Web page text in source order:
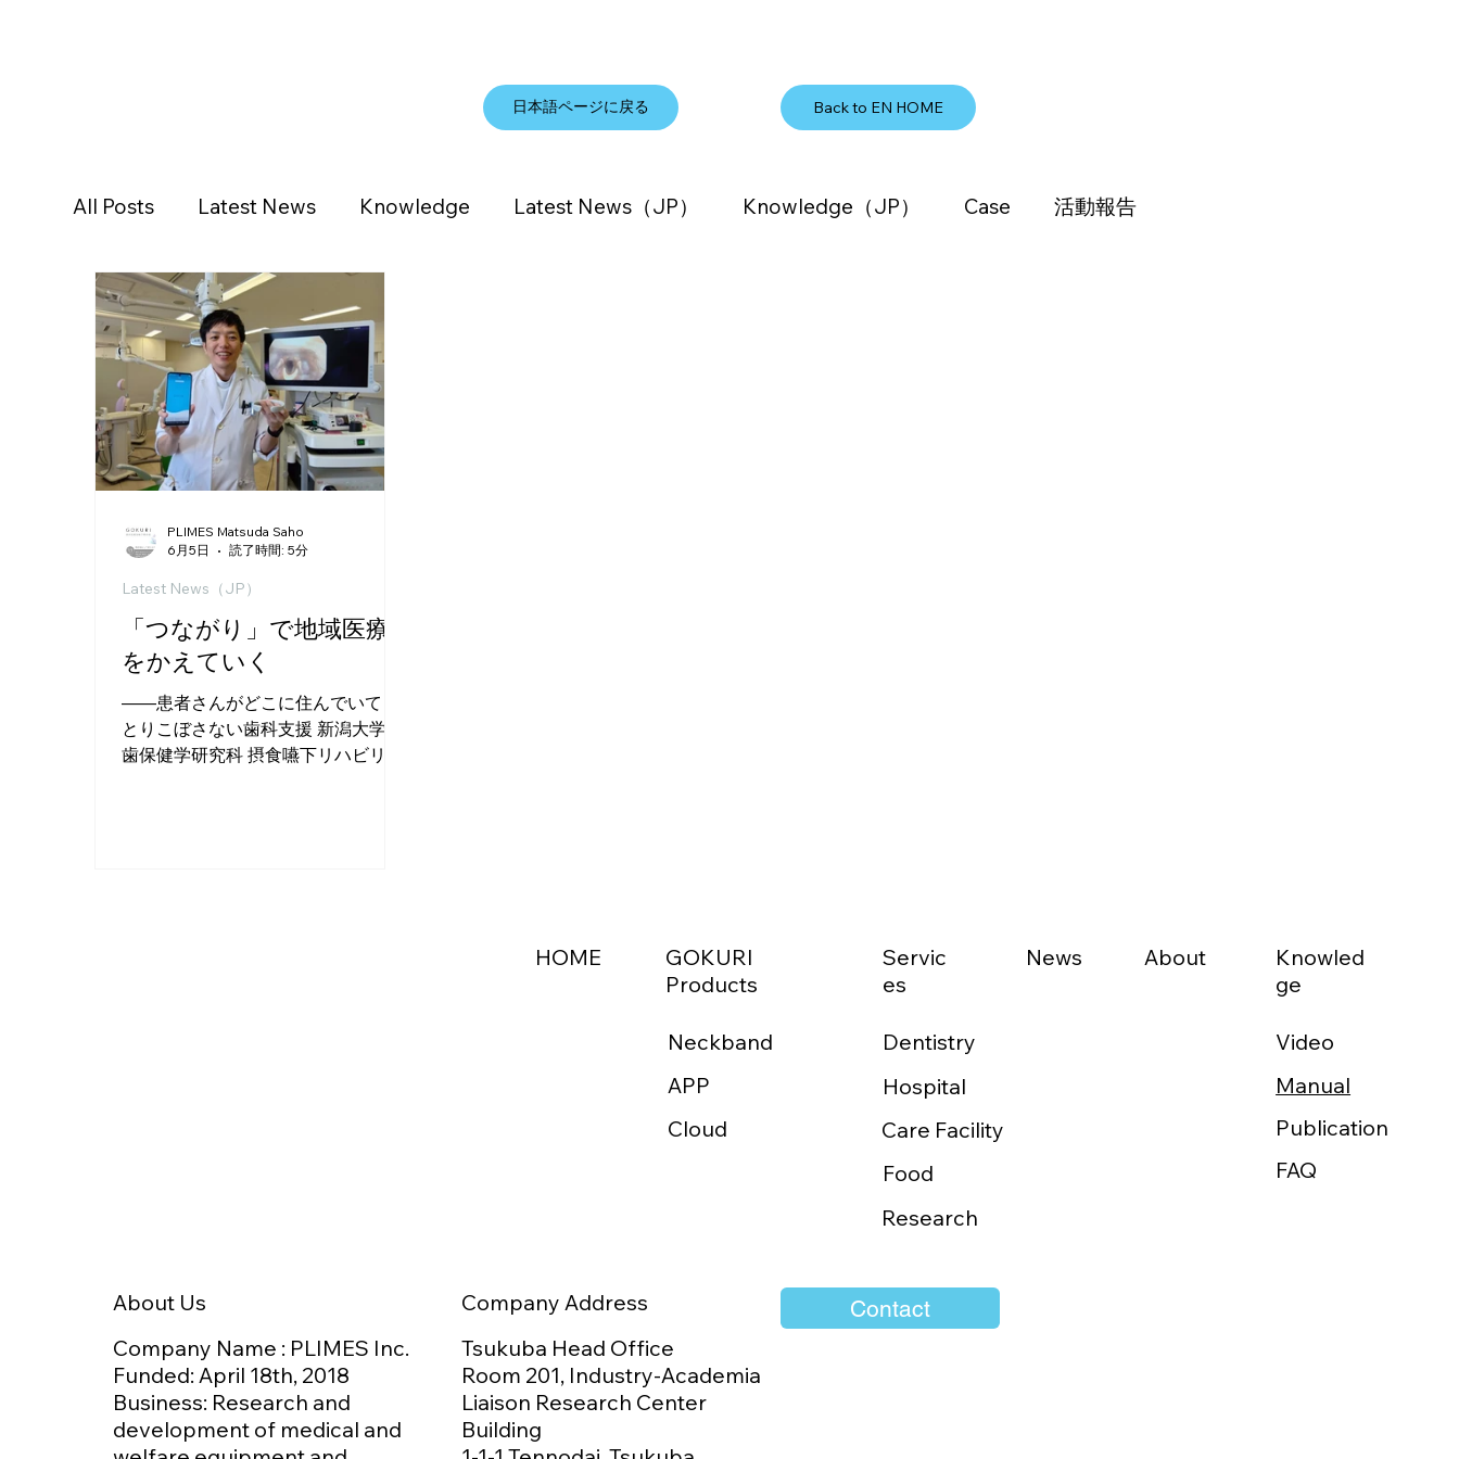
日本語ページに戻る Back to EN HOME
All Posts Latest News Knowledge Latest News（JP） Knowledge（JP） Case 活動報告
「つながり」で地域医療
をかえていく
——患者さんがどこに住んでいても
とりこぼさない歯科支援 新潟大学 医
歯保健学研究科 摂食嚥下リハビリテ
うさ」──制度をつくった出発点 病院
患者さんが、嚥下評価の継続も難し
く、診療が途切れてしまう、その現
実が、約20年前の新潟大学病院には
ありました。 「入院していた時はリ
Latest News（JP）
PLIMES Matsuda Saho
6月5日
読了時間: 5分
HOME
GOKURI
Products
APP
Neckband
Cloud
Servic
es
Dentistry
Hospital
Care Facility
Food
Research
News About
Knowled
ge
Video
Manual
Publication
FAQ
About Us
Company Name : PLIMES Inc.
Funded: April 18th, 2018
Business: Research and
development of medical and
Company Address
Tsukuba Head Office
Room 201, Industry-Academia
Liaison Research Center
Building
Contact